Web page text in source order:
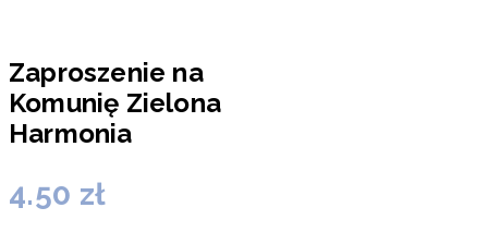
Zaproszenie na
Komunię Zielona
Harmonia
4.50 zł